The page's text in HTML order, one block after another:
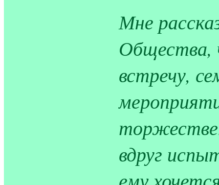
Мне
Общества,
встречу,
вдруг